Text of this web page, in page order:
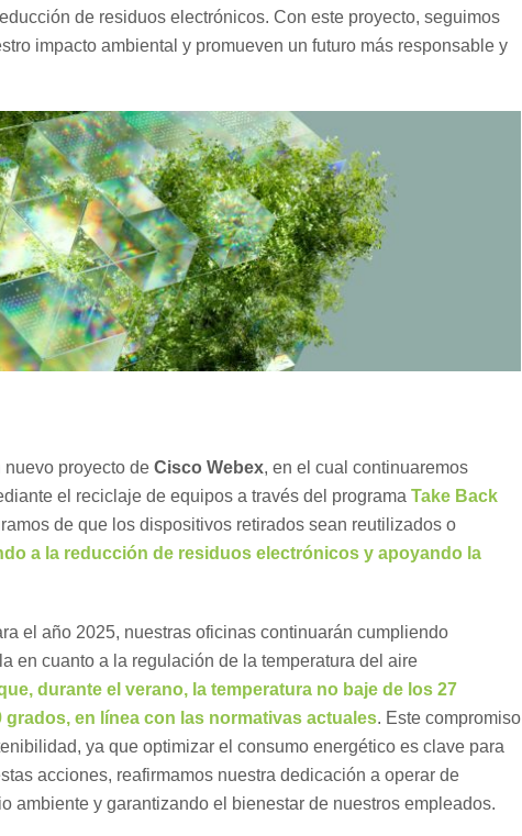
de residuos electrónicos. Con este proyecto, seguimos
impacto ambiental y promueven un futuro más responsable y
nuevo proyecto de Cisco Webex, en el cual continuaremos
el reciclaje de equipos a través del programa Take Back
de que los dispositivos retirados sean reutilizados o
a la reducción de residuos electrónicos y apoyando la
el año 2025, nuestras oficinas continuarán cumpliendo
en cuanto a la regulación de la temperatura del aire
durante el verano, la temperatura no baje de los 27
en línea con las normativas actuales. Este compromiso
ya que optimizar el consumo energético es clave para
acciones, reafirmamos nuestra dedicación a operar de
ambiente y garantizando el bienestar de nuestros empleados.